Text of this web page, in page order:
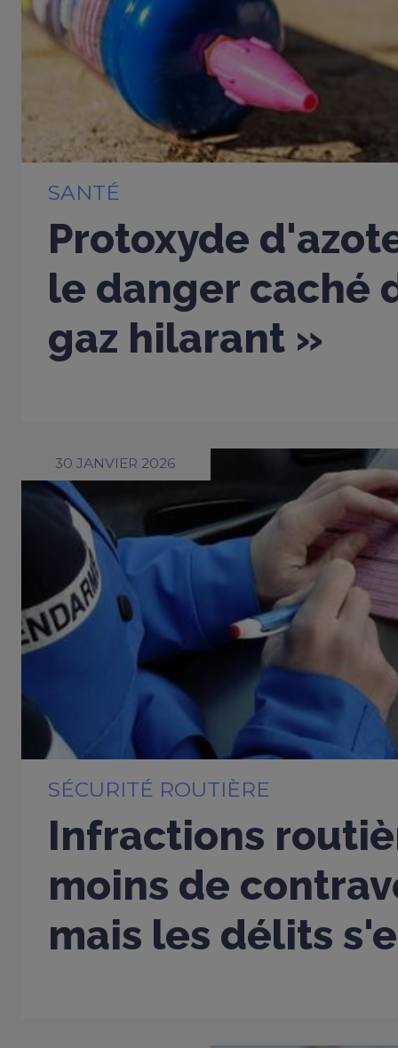
SANTÉ
Protoxyde
le danger caché
gaz hilarant »
30 JANVIER 2026
SÉCURITÉ ROUTIÈRE
Infractions
moins de
mais les délits